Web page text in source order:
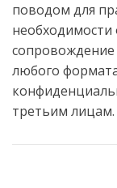
поводом для
необходимости
сопровождение
любого
третьим лицам.